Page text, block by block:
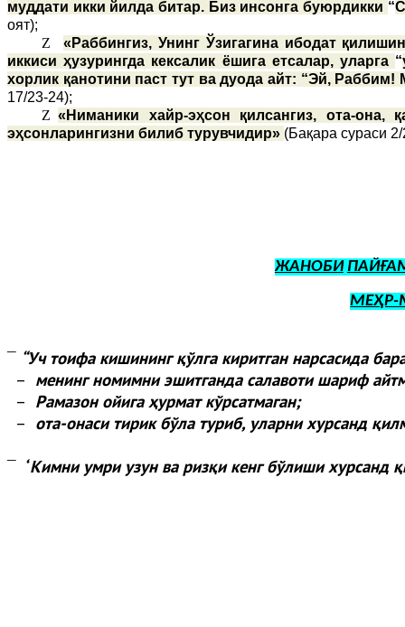
муддати икки йилда битар. Биз инсонга буюрдикки “
оят);
Z
«Раббингиз, Унинг Ўзигагина ибодат
иккиси ҳузурингда кексалик ёшига етсалар, уларга “
хорлик қанотини паст тут ва дуода айт: “Эй,
17/23-24);
Z «Ниманики хайр-эҳсон қилсангиз, ота-
эҳсонларингизни билиб турувчидир» (Бақара сураси
ЖАНОБИ
МЕҲР-
¯ “Уч тоифа кишининг қўлга киритган нарсасида
– менинг номимни эшитганда салавоти шариф
– Рамазон ойига ҳурмат кўрсатмаган;
– ота-онаси тирик бўла туриб, уларни хурсанд
¯ “Кимни умри узун ва ризқи кенг бўлиши хурсанд